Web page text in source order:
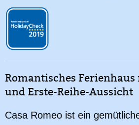
Romantisches Ferienhaus
und Erste-Reihe-Aussicht
Casa Romeo ist ein